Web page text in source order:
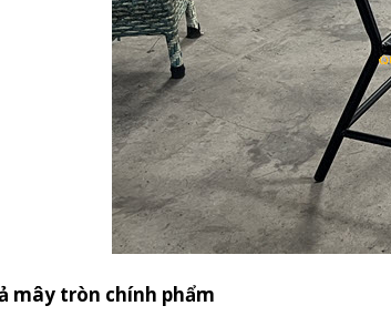
mây tròn chính phẩm